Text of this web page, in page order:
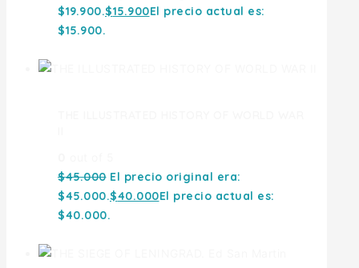
$19.900.$15.900El precio actual es:
$15.900.
$45.000 El precio original era:
$45.000.$40.000El precio actual es:
$40.000.